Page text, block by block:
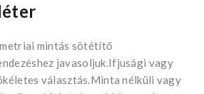
mintás sötétítő
javasoljuk.Ifjusági vagy
választás.Minta nélküli vagy